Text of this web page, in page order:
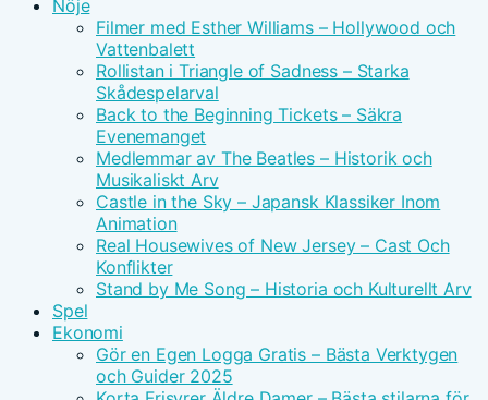
Nöje
Filmer med Esther Williams – Hollywood och
Vattenbalett
Rollistan i Triangle of Sadness – Starka
Skådespelarval
Back to the Beginning Tickets – Säkra
Evenemanget
Medlemmar av The Beatles – Historik och
Musikaliskt Arv
Castle in the Sky – Japansk Klassiker Inom
Animation
Real Housewives of New Jersey – Cast Och
Konflikter
Stand by Me Song – Historia och Kulturellt Arv
Spel
Ekonomi
Gör en Egen Logga Gratis – Bästa Verktygen
och Guider 2025